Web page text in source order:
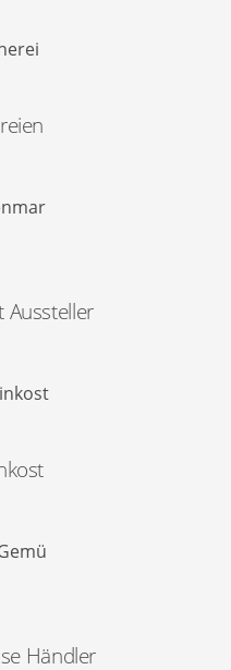
Aussteller
Händler